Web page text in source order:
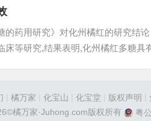
气肿…
的药用研究》对化州橘红的研究结
床等研究,结果表明,化州橘红多糖具
| 橘万家 | 化宝山 | 化宝堂 | 版权声明 |
橘万家·Juhong.com版权所有
粤